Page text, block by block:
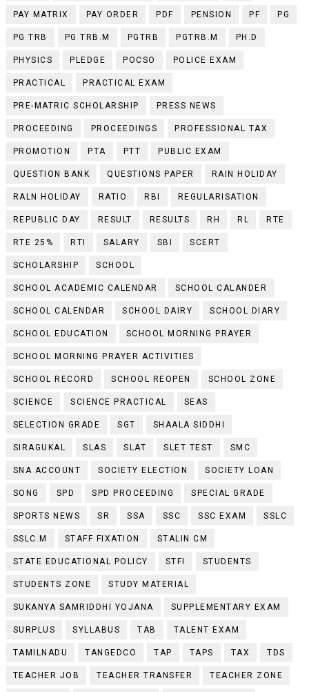
PAY MATRIX PAY ORDER PDF PENSION PF PG
PG TRB PG TRB.M PGTRB PGTRB.M PH.D
PHYSICS PLEDGE POCSO POLICE EXAM
PRACTICAL PRACTICAL EXAM
PRE-MATRIC SCHOLARSHIP PRESS NEWS
PROCEEDING PROCEEDINGS PROFESSIONAL TAX
PROMOTION PTA PTT PUBLIC EXAM
QUESTION BANK QUESTIONS PAPER RAIN HOLIDAY
RALN HOLIDAY RATIO RBI REGULARISATION
REPUBLIC DAY RESULT RESULTS RH RL RTE
RTE 25% RTI SALARY SBI SCERT
SCHOLARSHIP SCHOOL
SCHOOL ACADEMIC CALENDAR SCHOOL CALANDER
SCHOOL CALENDAR SCHOOL DAIRY SCHOOL DIARY
SCHOOL EDUCATION SCHOOL MORNING PRAYER
SCHOOL MORNING PRAYER ACTIVITIES
SCHOOL RECORD SCHOOL REOPEN SCHOOL ZONE
SCIENCE SCIENCE PRACTICAL SEAS
SELECTION GRADE SGT SHAALA SIDDHI
SIRAGUKAL SLAS SLAT SLET TEST SMC
SNA ACCOUNT SOCIETY ELECTION SOCIETY LOAN
SONG SPD SPD PROCEEDING SPECIAL GRADE
SPORTS NEWS SR SSA SSC SSC EXAM SSLC
SSLC.M STAFF FIXATION STALIN CM
STATE EDUCATIONAL POLICY STFI STUDENTS
STUDENTS ZONE STUDY MATERIAL
SUKANYA SAMRIDDHI YOJANA SUPPLEMENTARY EXAM
SURPLUS SYLLABUS TAB TALENT EXAM
TAMILNADU TANGEDCO TAP TAPS TAX TDS
TEACHER JOB TEACHER TRANSFER TEACHER ZONE